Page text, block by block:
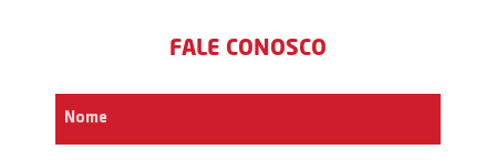
FALE CONOSCO